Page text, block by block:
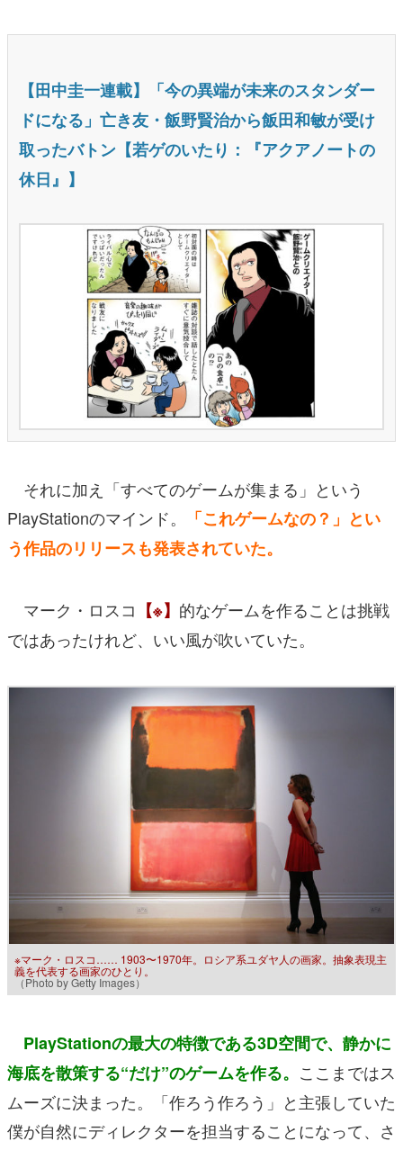
【田中圭一連載】「今の異端が未来のスタンダー
ドになる」亡き友・飯野賢治から飯田和敏が受け
取ったバトン【若ゲのいたり：『アクアノートの
休日』】
それに加え「すべてのゲームが集まる」という
PlayStationのマインド。
「これゲームなの？」とい
う作品のリリースも発表されていた。
マーク・ロスコ 【※】 的なゲームを作ることは挑戦
ではあったけれど、いい風が吹いていた。
※マーク・ロスコ…… 1903〜1970年。ロシア系ユダヤ人の画家。抽象表現主
義を代表する画家のひとり。
（Photo by Getty Images）
PlayStationの最大の特徴である3D空間で、静かに
海底を散策する“だけ”のゲームを作る。 ここまではス
ムーズに決まった。「作ろう作ろう」と主張していた
僕が自然にディレクターを担当することになって、さ